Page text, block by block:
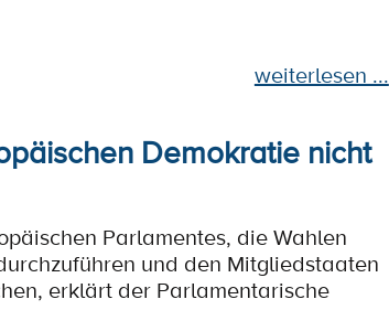
weiterlesen ...
Demokratie nicht
Parlamentes, die Wahlen
und den Mitgliedstaaten
erklärt der Parlamentarische